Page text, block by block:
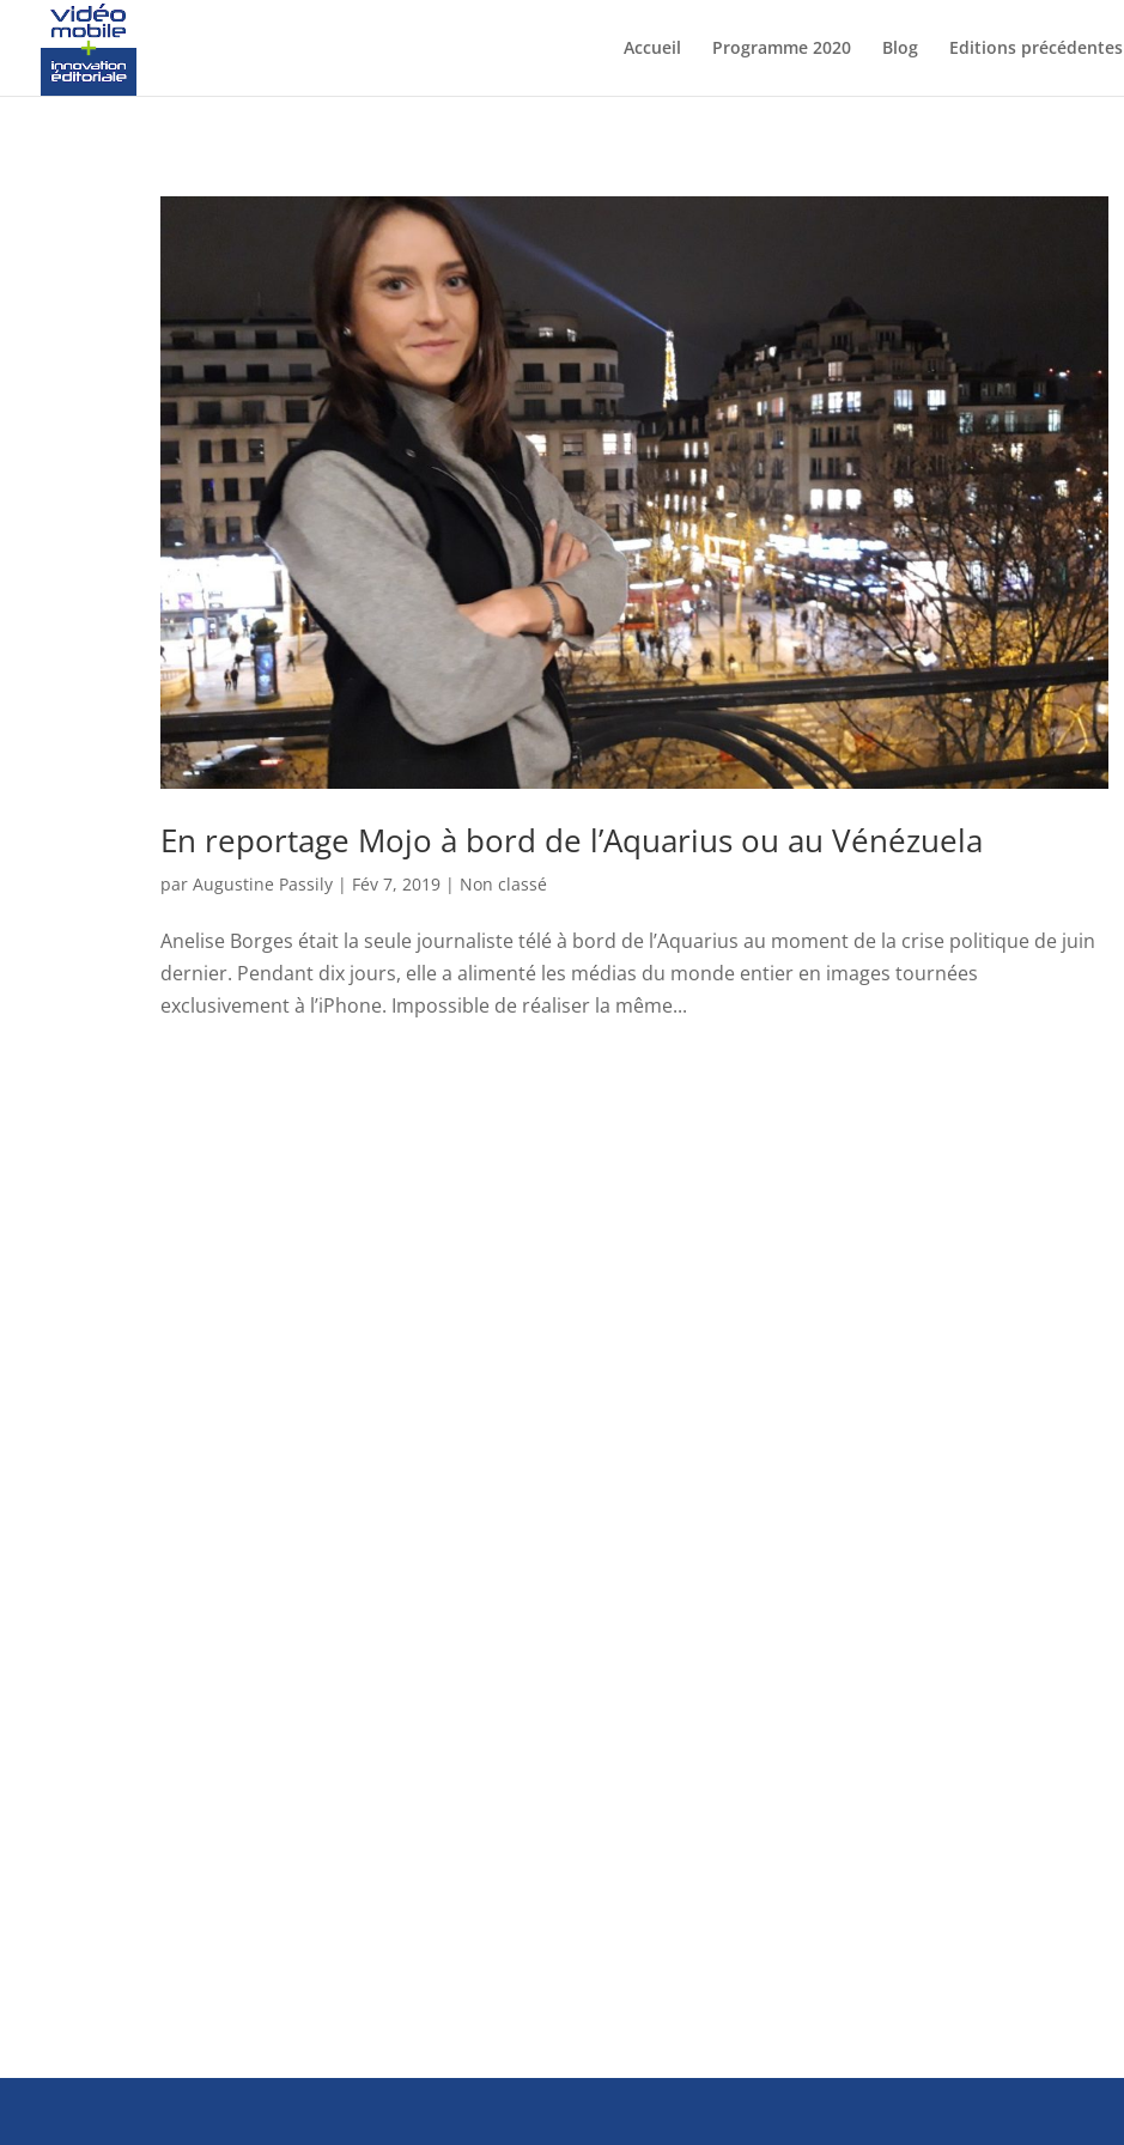
google-site-verification: googlef37d4e64854180f8.html
Accueil Programme 2020 Blog Editions précédentes
En reportage Mojo à bord de l’Aquarius ou au Vénézuela
parAugustine Passily | Fév 7, 2019 | Non classé
Anelise Borges était la seule journaliste télé à bord de l’Aquarius au moment de la crise politique de juin
dernier. Pendant dix jours, elle a alimenté les médias du monde entier en images tournées
exclusivement à l’iPhone. Impossible de réaliser la même...